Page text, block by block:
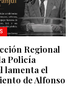
Regional
Policía
lamenta el
de Alfonso